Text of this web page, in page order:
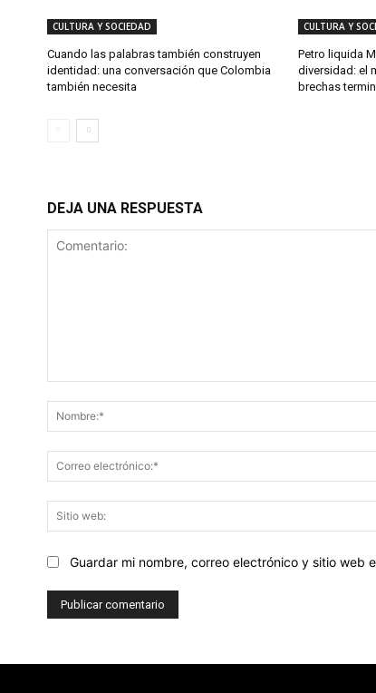
CULTURA Y SOCIEDAD
Cuando las palabras también construyen
identidad: una conversación que Colombia
también necesita
CULTURA Y
Petro liquida
diversidad: el
brechas
DEJA UNA RESPUESTA
Guardar mi nombre, correo electrónico y sitio web